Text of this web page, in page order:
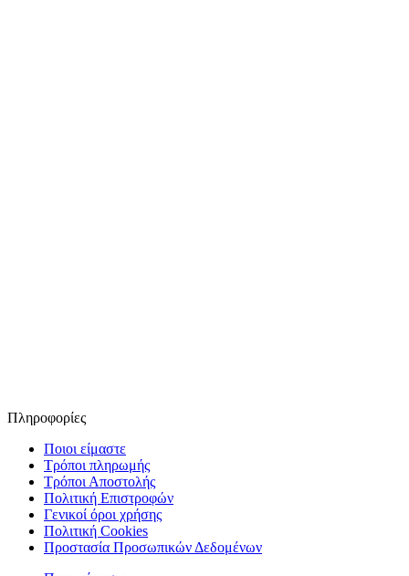
Πληροφορίες
Ποιοι είμαστε
Τρόποι πληρωμής
Τρόποι Αποστολής
Πολιτική Επιστροφών
Γενικοί όροι χρήσης
Πολιτική Cookies
Προστασία Προσωπικών Δεδομένων